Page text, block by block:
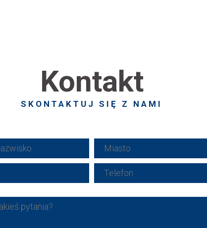
Kontakt
SKONTAKTUJ SIĘ Z NAMI